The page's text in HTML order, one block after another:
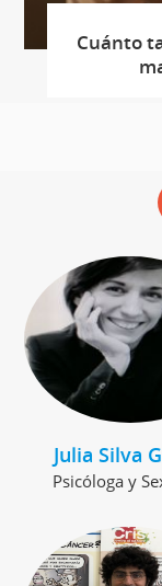
Cuánto
Julia Silva
Psicóloga y